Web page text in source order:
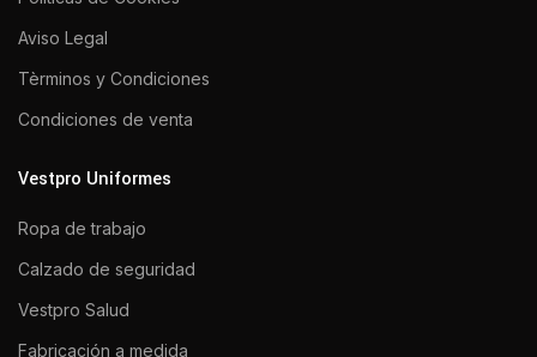
Aviso Legal
Tèrminos y Condiciones
Condiciones de venta
Vestpro Uniformes
Ropa de trabajo
Calzado de seguridad
Vestpro Salud
Fabricación a medida